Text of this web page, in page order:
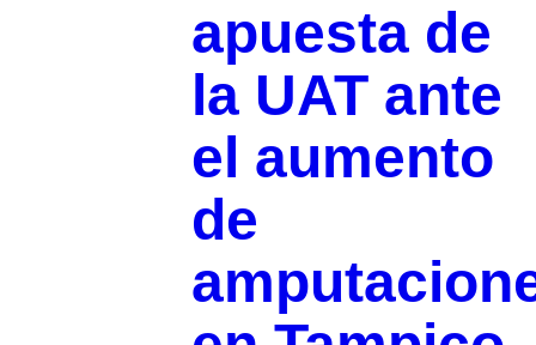
apuesta de
la UAT ante
el aumento
de